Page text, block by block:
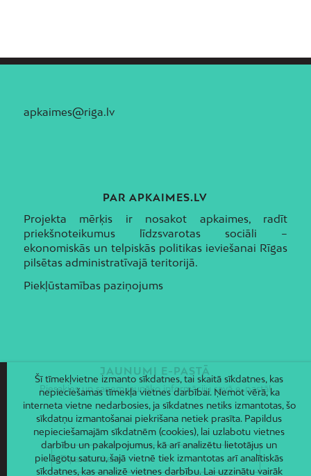
apkaimes@riga.lv
PAR APKAIMES.LV
Projekta mērķis ir nosakot apkaimes, radīt
priekšnoteikumus līdzsvarotas sociāli –
ekonomiskās un telpiskās politikas ieviešanai Rīgas
pilsētas administratīvajā teritorijā.
Piekļūstamības paziņojums
JAUNUMI E-PASTĀ
Piesakies un saņem jaunāko informāciju savā e-pastā!
Šī tīmekļvietne izmanto sīkdatnes, tai skaitā sīkdatnes, kas
nepieciešamas tīmekļa vietnes darbībai. Ņemot vērā, ka
interneta vietne nedarbosies, ja sīkdatnes netiks izmantotas, šo
sīkdatņu izmantošanai piekrišana netiek prasīta. Papildus
nepieciešamajām sīkdatnēm (cookies), lai uzlabotu vietnes
darbību un pakalpojumus, kā arī analizētu lietotājus un
pielāgotu saturu, šajā vietnē tiek izmantotas arī analītiskās
sīkdatnes, kas analizē vietnes darbību. Lai uzzinātu vairāk